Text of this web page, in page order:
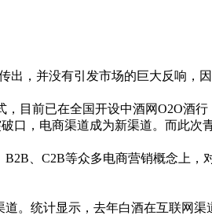
，并没有引发市场的巨大反响，
目前已在全国开设中酒网O2O酒行
口，电商渠道成为新渠道。而此次
、C2B等众多电商营销概念上，
。统计显示，去年白酒在互联网渠